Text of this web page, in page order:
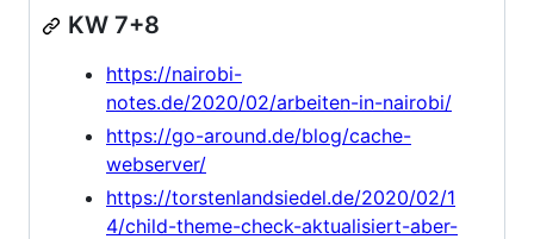
KW 7+8
https://nairobi-
notes.de/2020/02/arbeiten-in-nairobi/
https://go-around.de/blog/cache-
webserver/
https://torstenlandsiedel.de/2020/02/1
4/child-theme-check-aktualisiert-aber-